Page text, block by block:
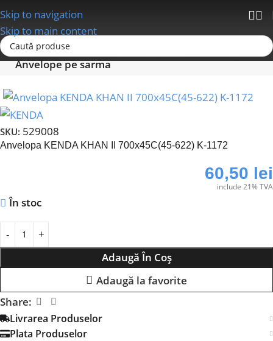
Skip to navigation
Skip to main content
Prima pagină
Anvelope pe sarma
SKU: 529008
Anvelopa KENDA KHAN II 700x45C(45-622) K-1172
60,50 lei
include 21% TVA
În stoc
Adaugă În Coș
Adaugă la favorite
Share:
Livrarea Produselor
Plata Produselor